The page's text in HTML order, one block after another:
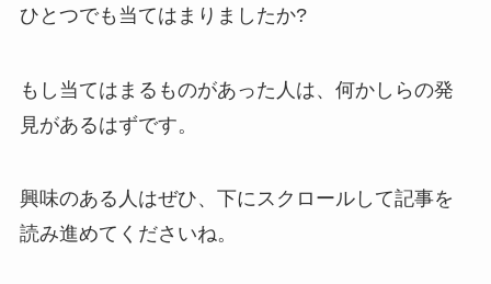
ひとつでも当てはまりましたか?
もし当てはまるものがあった人は、何かしらの発
見があるはずです。
興味のある人はぜひ、下にスクロールして記事を
読み進めてくださいね。